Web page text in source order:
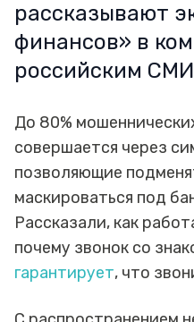
рассказывают
финансов» в
российским
До 80%
совершается через
позволяющие
маскироваться под
Рассказали, как
почему звонок со
гарантирует, что